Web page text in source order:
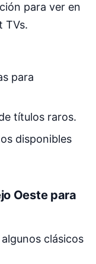
para ver en
TVs.
para
títulos raros.
disponibles
Oeste para
clásicos